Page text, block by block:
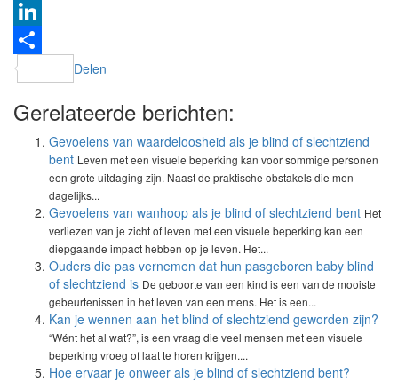
Twitter
LinkedIn
Delen
Gerelateerde berichten:
Gevoelens van waardeloosheid als je blind of slechtziend
bent Leven met een visuele beperking kan voor sommige personen
een grote uitdaging zijn. Naast de praktische obstakels die men
dagelijks...
Gevoelens van wanhoop als je blind of slechtziend bent Het
verliezen van je zicht of leven met een visuele beperking kan een
diepgaande impact hebben op je leven. Het...
Ouders die pas vernemen dat hun pasgeboren baby blind
of slechtziend is De geboorte van een kind is een van de mooiste
gebeurtenissen in het leven van een mens. Het is een...
Kan je wennen aan het blind of slechtziend geworden zijn?
“Wént het al wat?”, is een vraag die veel mensen met een visuele
beperking vroeg of laat te horen krijgen....
Hoe ervaar je onweer als je blind of slechtziend bent?